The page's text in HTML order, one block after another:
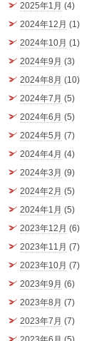
2025年1月 (4)
2024年12月 (1)
2024年10月 (1)
2024年9月 (3)
2024年8月 (10)
2024年7月 (5)
2024年6月 (5)
2024年5月 (7)
2024年4月 (4)
2024年3月 (9)
2024年2月 (5)
2024年1月 (5)
2023年12月 (6)
2023年11月 (7)
2023年10月 (7)
2023年9月 (6)
2023年8月 (7)
2023年7月 (7)